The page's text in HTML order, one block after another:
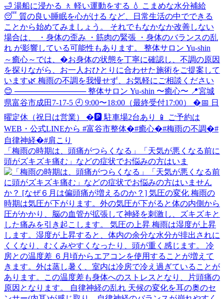
「梅雨の時期は、頭痛がつらくなる」「天気が悪くなる前に
頭がズキズキ痛む」などの症状でお悩みの方はいま